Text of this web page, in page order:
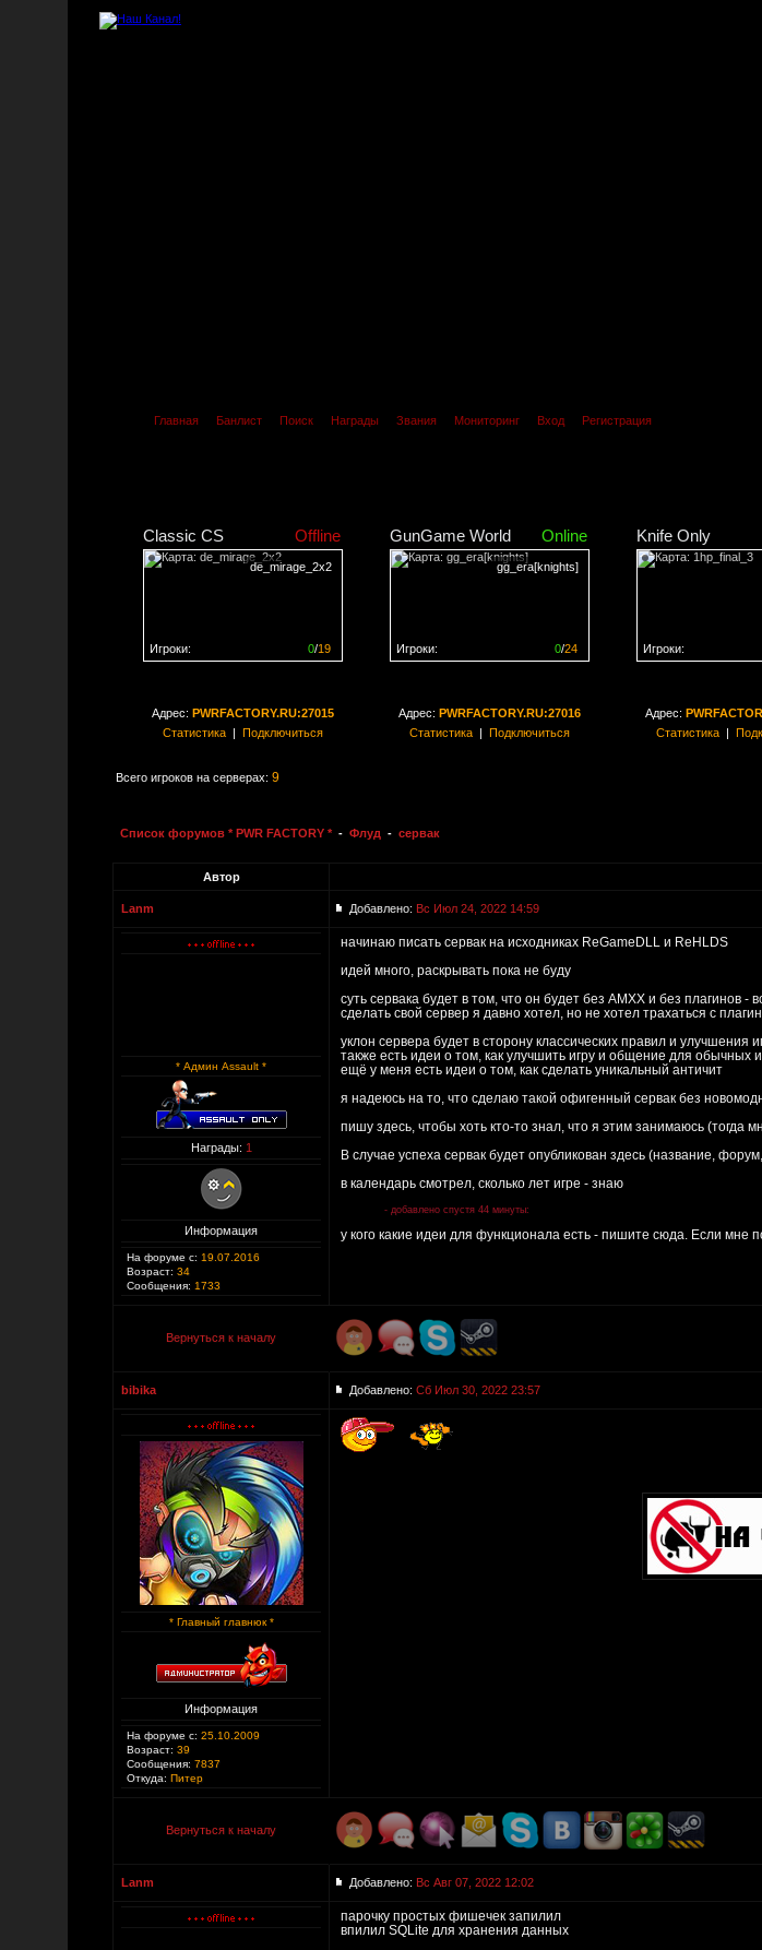
Главная Банлист Поиск Награды Звания Мониторинг Вход Регистрация
Classic CS Offline
de_mirage_2x2
0/19
Игроки:
GunGame World Online
gg_era[knights]
0/24
Игроки:
Knife Only
Игроки:
Адрес: PWRFACTORY.RU:27015
Статистика| Подключиться
Адрес: PWRFACTORY.RU:27016
Статистика| Подключиться
Адрес:
Статистика|
Всего игроков на серверах: 9
Список форумов * PWR FACTORY * - Флуд - сервак
Автор
Lanm Добавлено: Вс Июл 24, 2022 14:59
* Админ Assault *
Награды: 1
Информация
На форуме с: 19.07.2016
Возраст: 34
Сообщения: 1733
начинаю писать сервак на исходниках ReGameDLL и ReHLDS
идей много, раскрывать пока не буду
суть сервака будет в том, что он будет без AMXX и без плагинов
сделать свой сервер я давно хотел, но не хотел трахаться с
уклон сервера будет в сторону классических правил и
также есть идеи о том, как улучшить игру и общение для обычных
ещё у меня есть идеи о том, как сделать уникальный античит
я надеюсь на то, что сделаю такой офигенный сервак без
пишу здесь, чтобы хоть кто-то знал, что я этим занимаюсь (тогда
В случае успеха сервак будет опубликован здесь (название,
в календарь смотрел, сколько лет игре - знаю
- добавлено спустя 44 минуты:
у кого какие идеи для функционала есть - пишите сюда. Если мне
Вернуться к началу
bibika Добавлено: Сб Июл 30, 2022 23:57
* Главный главнюк *
Информация
На форуме с: 25.10.2009
Возраст: 39
Сообщения: 7837
Откуда: Питер
Вернуться к началу
Lanm Добавлено: Вс Авг 07, 2022 12:02
парочку простых фишечек запилил
впилил SQLite для хранения данных